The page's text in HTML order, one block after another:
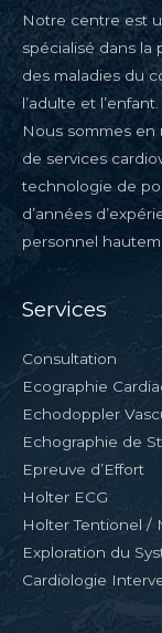
Notre centre est
spécialisé dans
des maladies du
l’adulte et l’enfant.
Nous sommes
de services
technologie de
d’années
personnel
Services
Consultation
Ecographie
Echodoppler
Echographie de
Epreuve d’Effort
Holter ECG
Holter Tentionel /
Exploration du
Cardiologie